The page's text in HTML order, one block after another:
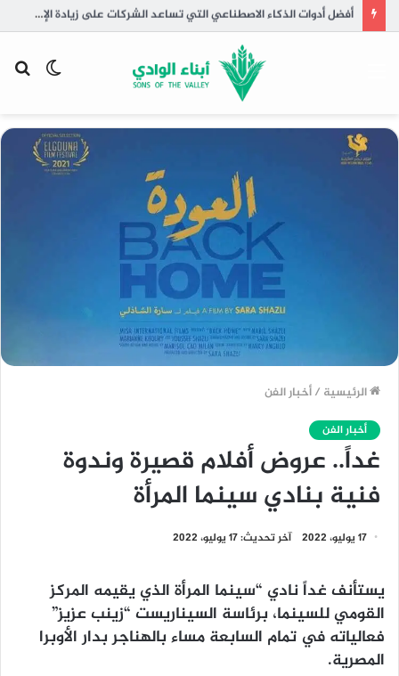
أفضل أدوات الذكاء الاصطناعي التي تساعد الشركات على زيادة الإنتاجية
الوضع
الرئيسية /أخبار الفن
أخبار الفن
غداً.. عروض أفلام قصيرة وندوة
فنية بنادي سينما المرأة
17 يوليو، 2022 آخر تحديث: 17 يوليو، 2022
يستأنف غداً نادي “سينما المرأة الذي يقيمه المركز
القومي للسينما، برئاسة السيناريست “زينب عزيز”
فعالياته في تمام السابعة مساء بالهناجر بدار الأوبرا
المصرية.